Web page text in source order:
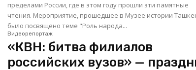
пределами России, где в этом году прошли эти памятные
чтения. Мероприятие, прошедшее в Музее истории Ташкента,
было посвящено теме "Роль народа...
Видеорепортаж
«КВН: битва филиалов
российских вузов» —